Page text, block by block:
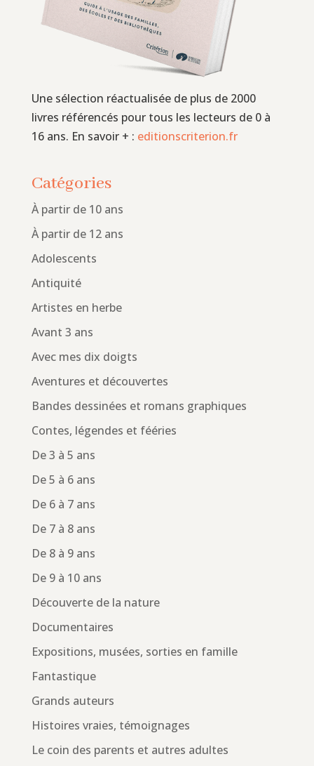
Une sélection réactualisée de plus de 2000
livres référencés pour tous les lecteurs de 0 à
16 ans. En savoir + : editionscriterion.fr
Catégories
À partir de 10 ans
À partir de 12 ans
Adolescents
Antiquité
Artistes en herbe
Avant 3 ans
Avec mes dix doigts
Aventures et découvertes
Bandes dessinées et romans graphiques
Contes, légendes et fééries
De 3 à 5 ans
De 5 à 6 ans
De 6 à 7 ans
De 7 à 8 ans
De 8 à 9 ans
De 9 à 10 ans
Découverte de la nature
Documentaires
Expositions, musées, sorties en famille
Fantastique
Grands auteurs
Histoires vraies, témoignages
Le coin des parents et autres adultes